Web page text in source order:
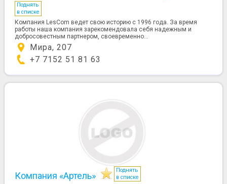
Поднять
в списке
Компания LesCom ведет свою историю с 1996 года. За время
работы наша компания зарекомендовала себя надежным и
добросовестным партнером, своевременно...
Мира, 207
+7 7152 51 81 63
Компания «Артель»
Поднять
в списке